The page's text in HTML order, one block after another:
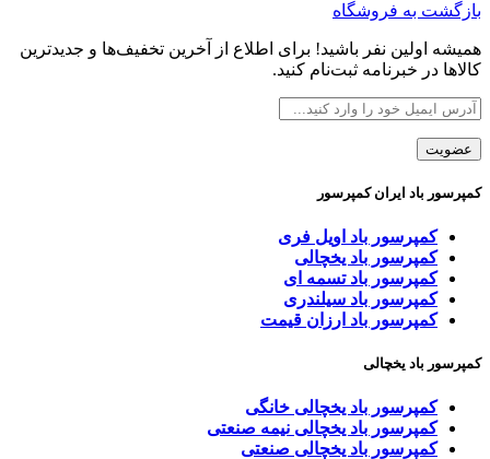
بازگشت به فروشگاه
همیشه اولین نفر باشید! برای اطلاع از آخرین تخفیف‌ها و جدیدترین
کالاها در خبرنامه ثبت‌نام کنید.
کمپرسور باد ایران کمپرسور
کمپرسور باد اویل فری
کمپرسور باد یخچالی
کمپرسور باد تسمه ای
کمپرسور باد سیلندری
کمپرسور باد ارزان قیمت
کمپرسور باد یخچالی
کمپرسور باد یخچالی خانگی
کمپرسور باد یخچالی نیمه صنعتی
کمپرسور باد یخچالی صنعتی